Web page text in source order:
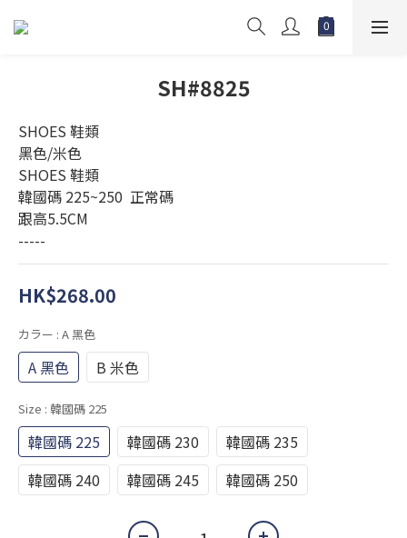
SH#8825
SHOES 鞋類
黑色/米色
SHOES 鞋類
韓國碼 225~250  正常碼
跟高5.5CM
-----
HK$268.00
カラー : A 黑色
A 黑色 B 米色
Size : 韓國碼 225
韓國碼 225 韓國碼 230
韓國碼 235
韓國碼 240
韓國碼 245 韓國碼 250